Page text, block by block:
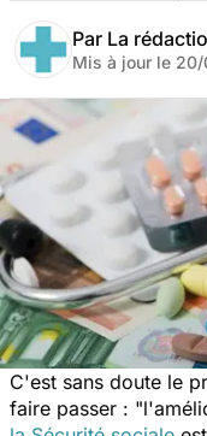
Par La
Mis à jour le 20/
C'est sans doute le
faire passer : "